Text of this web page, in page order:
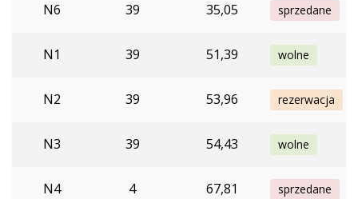
N6 39 35,05 sprzedane
N1 39 51,39 wolne
N2 39 53,96 rezerwacja
N3 39 54,43 wolne
N4 4 67,81 sprzedane